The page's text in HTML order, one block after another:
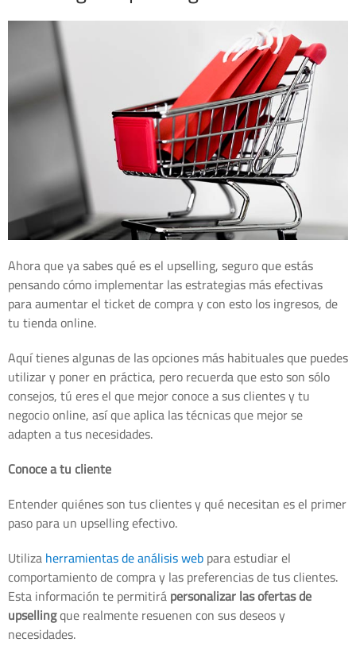
Ahora que ya sabes qué es el upselling, seguro que estás
pensando cómo implementar las estrategias más efectivas
para aumentar el ticket de compra y con esto los ingresos, de
tu tienda online.
Aquí tienes algunas de las opciones más habituales que puedes
utilizar y poner en práctica, pero recuerda que esto son sólo
consejos, tú eres el que mejor conoce a sus clientes y tu
negocio online, así que aplica las técnicas que mejor se
adapten a tus necesidades.
Conoce a tu cliente
Entender quiénes son tus clientes y qué necesitan es el primer
paso para un upselling efectivo.
Utilizaherramientas de análisis webpara estudiar el
comportamiento de compra y las preferencias de tus clientes.
Esta información te permitirápersonalizar las ofertas de
upsellingque realmente resuenen con sus deseos y
necesidades.